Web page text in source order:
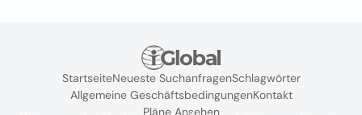
StartseiteNeueste SuchanfragenSchlagwörter
Allgemeine GeschäftsbedingungenKontakt
Pläne Ansehen